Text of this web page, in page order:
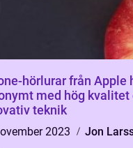
hörlurar från Apple
med hög kvalitet
teknik
2023
Jon